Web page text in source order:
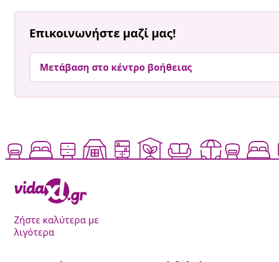
Επικοινωνήστε μαζί μας!
Μετάβαση στο κέντρο βοήθειας
Ζήστε καλύτερα με
λιγότερα